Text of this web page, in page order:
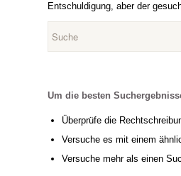
Entschuldigung, aber der
Um die besten
Überprüfe die
Versuche es mit einem
Versuche mehr als einen